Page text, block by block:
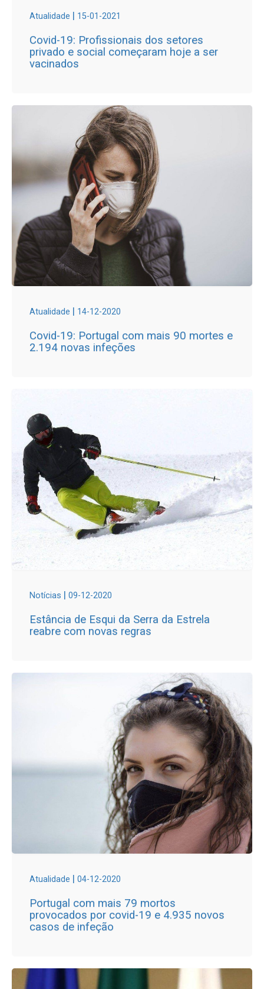
Atualidade | 15-01-2021
Covid-19: Profissionais dos setores
privado e social começaram hoje a ser
vacinados
Atualidade | 14-12-2020
Covid-19: Portugal com mais 90 mortes e
2.194 novas infeções
Notícias | 09-12-2020
Estância de Esqui da Serra da Estrela
reabre com novas regras
Atualidade | 04-12-2020
Portugal com mais 79 mortos
provocados por covid-19 e 4.935 novos
casos de infeção